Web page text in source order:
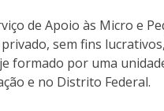
de Apoio às Micro e
sem fins
formado por uma
e no Distrito Federal.